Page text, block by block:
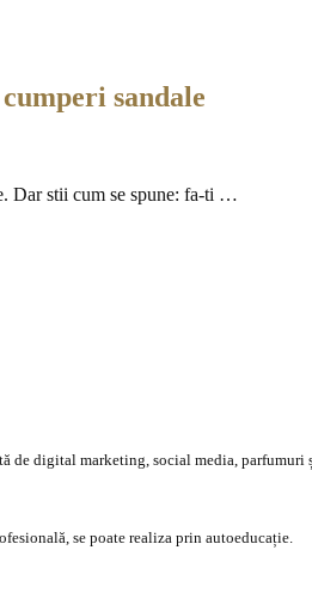
sandale
Dar stii cum se spune: fa-ti …
de digital marketing, social media, parfumuri
se poate realiza prin autoeducație.